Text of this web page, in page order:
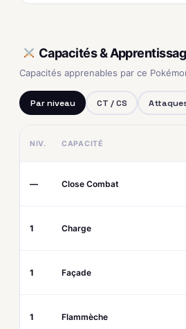
Capacités &
Capacités apprenables par ce
Par niveau CT / CS
NIV. CAPACITÉ
— Close Combat
1 Charge
1 Façade
1 Flammèche